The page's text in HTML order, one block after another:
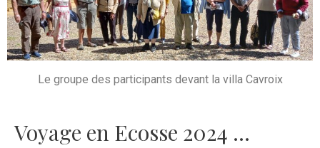
Le groupe des participants devant la villa Cavroix
Voyage en Ecosse 2024 ...